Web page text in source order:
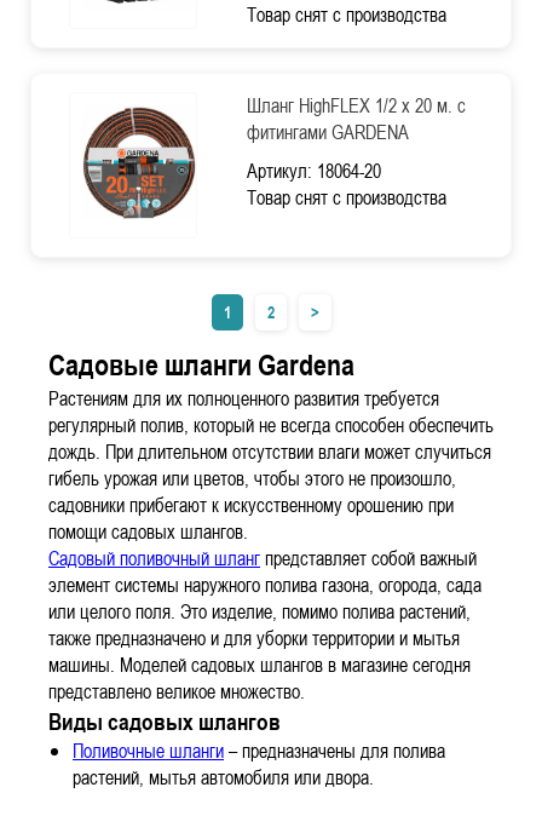
Товар снят с производства
Шланг HighFLEX 1/2 х 20 м. с
фитингами GARDENA
Артикул: 18064-20
Товар снят с производства
1 2 >
Садовые шланги Gardena
Растениям для их полноценного развития требуется
регулярный полив, который не всегда способен обеспечить
дождь. При длительном отсутствии влаги может случиться
гибель урожая или цветов, чтобы этого не произошло,
садовники прибегают к искусственному орошению при
помощи садовых шлангов.
Садовый поливочный шлангпредставляет собой важный
элемент системы наружного полива газона, огорода, сада
или целого поля. Это изделие, помимо полива растений,
также предназначено и для уборки территории и мытья
машины. Моделей садовых шлангов в магазине сегодня
представлено великое множество.
Виды садовых шлангов
Поливочные шланги– предназначены для полива
растений, мытья автомобиля или двора.